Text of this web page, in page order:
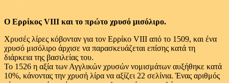
Ο Ερρίκος VIII και το πρώτο χρυσό μισόλιρο.
Χρυσές λίρες κόβονταν για τον Ερρίκο VIII από το 1509, και ένα
χρυσό μισόλιρο άρχισε να παρασκευάζεται επίσης κατά τη
διάρκεια της βασιλείας του.
Το 1526 η αξία των Αγγλικών χρυσών νομισμάτων αυξήθηκε κατά
10%, κάνοντας την χρυσή λίρα να αξίζει 22 σελίνια. Ένας αριθμός